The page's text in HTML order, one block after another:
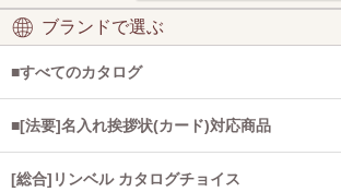
ブランドで選ぶ
■すべてのカタログ
■[法要]名入れ挨拶状(カード)対応商品
[総合]リンベル カタログチョイス